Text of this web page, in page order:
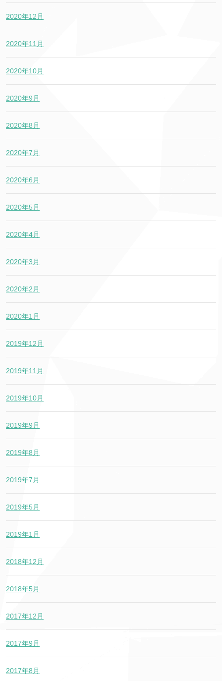
2020年12月
2020年11月
2020年10月
2020年9月
2020年8月
2020年7月
2020年6月
2020年5月
2020年4月
2020年3月
2020年2月
2020年1月
2019年12月
2019年11月
2019年10月
2019年9月
2019年8月
2019年7月
2019年5月
2019年1月
2018年12月
2018年5月
2017年12月
2017年9月
2017年8月